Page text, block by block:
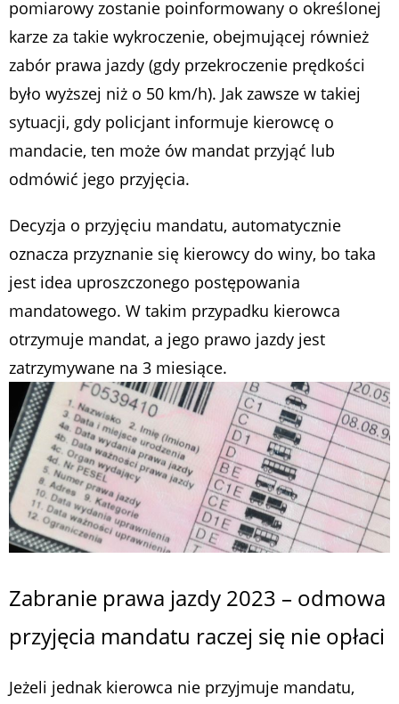
pomiarowy zostanie poinformowany o określonej
karze za takie wykroczenie, obejmującej również
zabór prawa jazdy (gdy przekroczenie prędkości
było wyższej niż o 50 km/h). Jak zawsze w takiej
sytuacji, gdy policjant informuje kierowcę o
mandacie, ten może ów mandat przyjąć lub
odmówić jego przyjęcia.
Decyzja o przyjęciu mandatu, automatycznie
oznacza przyznanie się kierowcy do winy, bo taka
jest idea uproszczonego postępowania
mandatowego. W takim przypadku kierowca
otrzymuje mandat, a jego prawo jazdy jest
zatrzymywane na 3 miesiące.
Zabranie prawa jazdy 2023 – odmowa
przyjęcia mandatu raczej się nie opłaci
Jeżeli jednak kierowca nie przyjmuje mandatu,